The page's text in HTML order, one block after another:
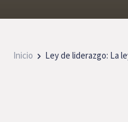
Inicio Ley de liderazgo: La